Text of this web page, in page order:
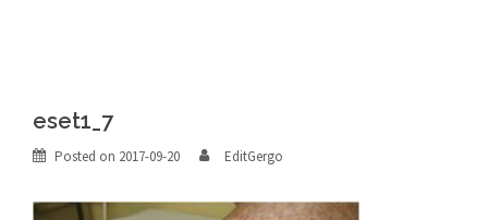
eset1_7
Posted on 2017-09-20 EditGergo